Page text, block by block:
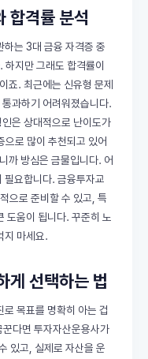
합격률 분석
하는 3대 금융 자격증 중
지만 그래도 합격률이
죠. 최근에는 신유형 문제
과하기 어려워졌습니다.
은 상대적으로 난이도가
으로 많이 추천되고 있어
까 방심은 금물입니다. 어
필요합니다. 금융투자교
으로 준비할 수 있고, 특
도움이 됩니다. 꾸준히 노
지 마세요.
게 선택하는 법
목표를 명확히 아는 겁
다면 투자자산운용사가
있고, 실제로 자산을 운